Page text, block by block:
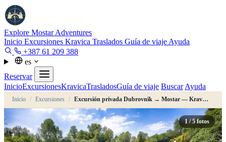
Explore MostarAdventures
Inicio Excursiones Kravica Traslados Guía de viaje Ayuda
+387 61 209 388
es
Reservar
InicioExcursionesKravicaTrasladosGuía de viaje Buscar Ayuda
Inicio / Excursiones / Excursión privada Dubrovnik → Mostar — Kravica, Počitelj, Blagaj
1/ 5 fotos